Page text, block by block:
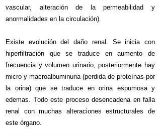
vascular, alteración de la permeabilidad y
anormalidades en la circulación).
Existe evolución del daño renal. Se inicia con
hiperfiltración que se traduce en aumento de
frecuencia y volumen urinario, posteriormente hay
micro y macroalbuminuria (perdida de proteínas por
la orina) que se traduce en orina espumosa y
edemas. Todo este proceso desencadena en falla
renal con muchas alteraciones estructurales de
este órgano.